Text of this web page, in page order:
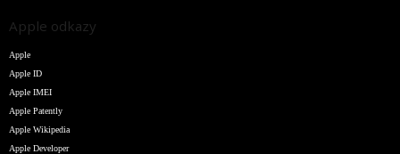
Apple odkazy
Apple
Apple ID
Apple IMEI
Apple Patently
Apple Wikipedia
Apple Developer